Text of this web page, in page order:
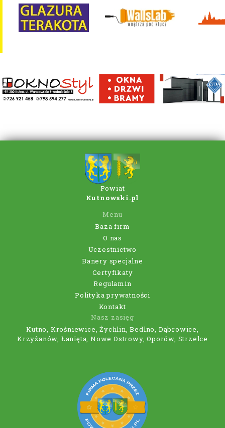
Powiat
Kutnowski.pl
Menu
Baza firm
O nas
Uczestnictwo
Banery specjalne
Certyfikaty
Regulamin
Polityka prywatności
Kontakt
Nasz zasięg
Kutno, Krośniewice, Żychlin, Bedlno, Dąbrowice,
Krzyżanów, Łanięta, Nowe Ostrowy, Oporów, Strzelce